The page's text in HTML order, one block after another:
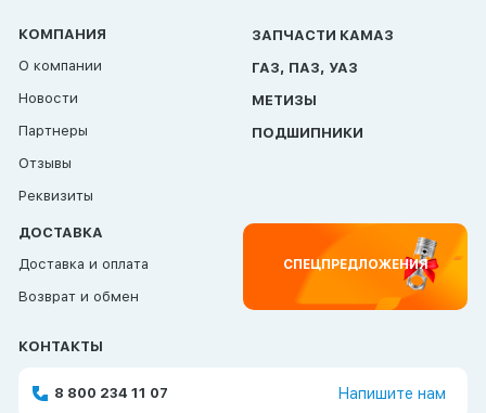
КОМПАНИЯ
О компании
Новости
Партнеры
Отзывы
Реквизиты
ЗАПЧАСТИ КАМАЗ
ГАЗ, ПАЗ, УАЗ
МЕТИЗЫ
ПОДШИПНИКИ
ДОСТАВКА
Доставка и оплата
Возврат и обмен
СПЕЦПРЕДЛОЖЕНИЯ
КОНТАКТЫ
8 800 234 11 07 Напишите нам